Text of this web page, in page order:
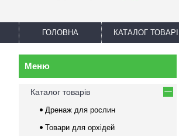
ГОЛОВНА КАТАЛОГ
Каталог товарів
Дренаж для рослин
Товари для орхідей